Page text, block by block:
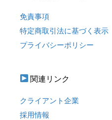
免責事項
特定商取引法に基づく表示
プライバシーポリシー
関連リンク
クライアント企業
採用情報